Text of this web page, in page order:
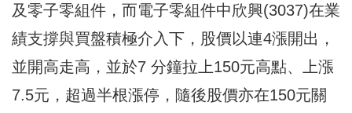
及零子零組件，而電子零組件中欣興(3037)在業
績支撐與買盤積極介入下，股價以連4漲開出，
並開高走高，並於7 分鐘拉上150元高點、上漲
7.5元，超過半根漲停，隨後股價亦在150元關